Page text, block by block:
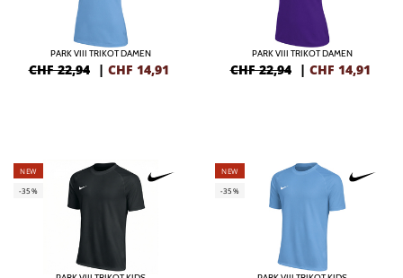
PARK VIII TRIKOT DAMEN
CHF 22,94 | CHF 14,91
PARK VIII TRIKOT DAMEN
CHF 22,94 | CHF 14,91
NEW
-35%
NEW
-35%